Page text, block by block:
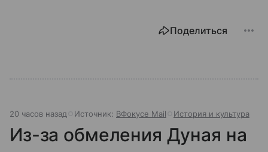
Поделиться
20 часов назад Источник: ВФокусе Mail История и культура
Из-за обмеления Дуная на